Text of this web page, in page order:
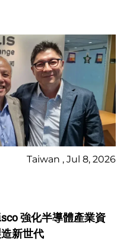
Taiwan , Jul 8, 2026
強化半導體產業資
新世代